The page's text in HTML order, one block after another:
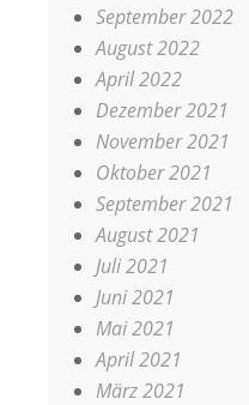
September 2022
August 2022
April 2022
Dezember 2021
November 2021
Oktober 2021
September 2021
August 2021
Juli 2021
Juni 2021
Mai 2021
April 2021
März 2021